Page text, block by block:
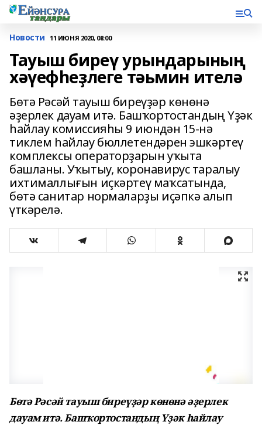
Новости 11 ИЮНЯ 2020, 08:00
Тауыш биреү урындарының
хәүефһеҙлеге тәьмин ителә
Бөтә Рәсәй тауыш биреүҙәр көнөнә
әҙерлек дауам итә. Башҡортостандың Үҙәк
һайлау комиссияһы 9 июндән 15-нә
тиклем һайлау бюллетендәрен эшкәртеү
комплексы операторҙарын уҡыта
башланы. Уҡытыу, коронавирус таралыу
ихтималлығын иҫкәртеү маҡсатында,
бөтә санитар нормаларҙы иҫәпкә алып
үткәрелә.
Бөтә Рәсәй тауыш биреүҙәр көнөнә әҙерлек
дауам итә. Башҡортостандың Үҙәк һайлау